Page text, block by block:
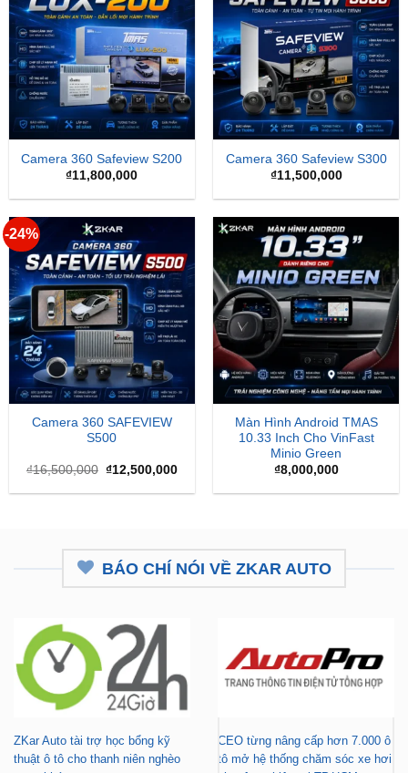
Camera 360 Safeview S200
₫11,800,000
Camera 360 Safeview S300
₫11,500,000
-24%
Camera 360 SAFEVIEW
S500
₫16,500,000 Giá
là:
₫12,500,000Giá
tại
Màn Hình Android TMAS
10.33 Inch Cho VinFast
Minio Green
₫8,000,000
BÁO CHÍ NÓI VỀ ZKAR AUTO
ZKar Auto tài trợ học bổng kỹ
thuật ô tô cho thanh niên nghèo
CEO từng nâng cấp hơn 7.000 ô
tô mở hệ thống chăm sóc xe hơi